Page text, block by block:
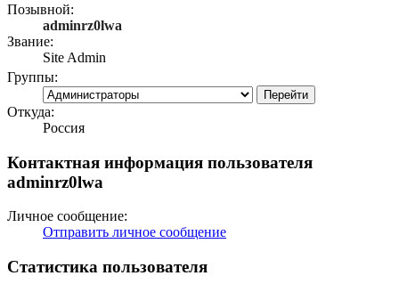
Позывной:
adminrz0lwa
Звание:
Site Admin
Группы:
Откуда:
Россия
Контактная информация пользователя
adminrz0lwa
Личное сообщение:
Отправить личное сообщение
Статистика пользователя